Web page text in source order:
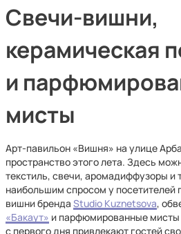
Свечи-вишни,
керамическая
и
мисты
Арт-павильон «Вишня» на улице
пространство этого лета. Здесь
текстиль, свечи, аромадиффузоры
наибольшим спросом у посетителей
вишни бренда Studio Kuznetsova,
«Бакаут» и парфюмированные мисты
с первого дня привлекают гостей